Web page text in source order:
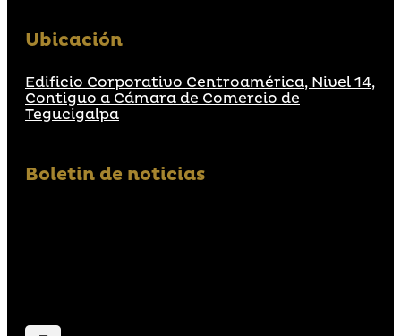
Ubicación
Edificio Corporativo Centroamérica, Nivel 14,
Contiguo a Cámara de Comercio de
Tegucigalpa
Boletin de noticias